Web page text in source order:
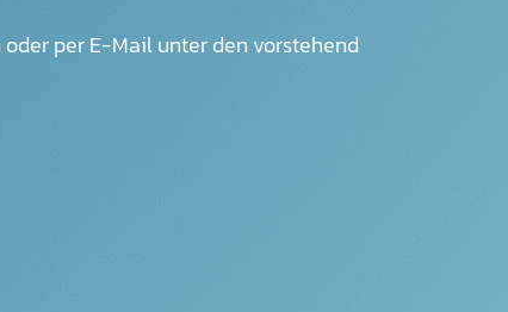
per E-Mail unter den vorstehend